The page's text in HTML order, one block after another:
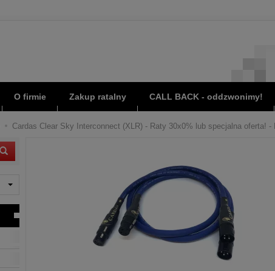
O firmie Zakup ratalny CALL BACK - oddzwonimy!
Cardas Clear Sky Interconnect (XLR) - Raty 30x0% lub specjalna oferta! -